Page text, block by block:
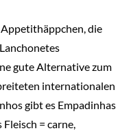
die
gute Alternative zum
internationalen
gibt es Empadinhas
= carne,